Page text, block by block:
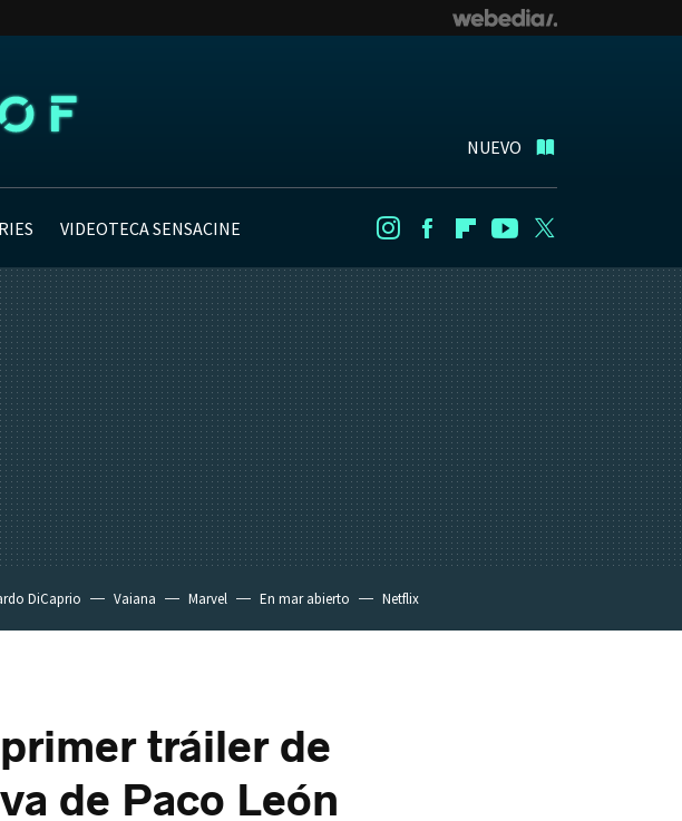
NUEVO
VIDEOTECA SENSACINE InstagramFacebookFlipboard
Youtube
DiCaprio Vaiana Marvel En mar abierto Netflix
tráiler de
de Paco León